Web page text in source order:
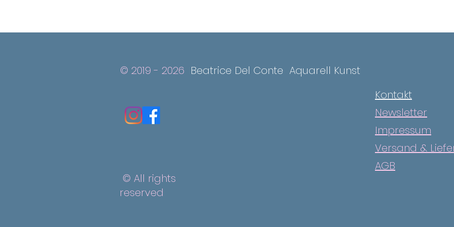
© 2019 - 2026 Beatrice Del Conte Aquarell Kunst
© All rights
reserved
Kontakt
Newsletter
Impressum
Versand &
AGB